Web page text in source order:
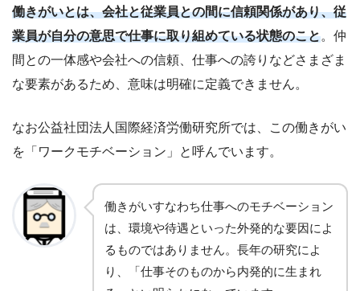
働きがいとは、会社と従業員との間に信頼関係があり、従
業員が自分の意思で仕事に取り組めている状態のこと。仲
間との一体感や会社への信頼、仕事への誇りなどさまざま
な要素があるため、意味は明確に定義できません。
なお公益社団法人国際経済労働研究所では、この働きがい
を「ワークモチベーション」と呼んでいます。
働きがいすなわち仕事へのモチベーション
は、環境や待遇といった外発的な要因によ
るものではありません。長年の研究によ
り、「仕事そのものから内発的に生まれ